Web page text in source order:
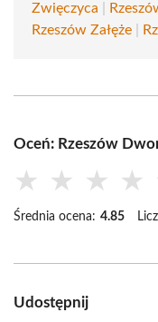
Zwięczyca
Rzeszów Załęże
Oceń: Rzeszów
★ ★ ★ ★
Średnia ocena: 4.85
Udostępnij